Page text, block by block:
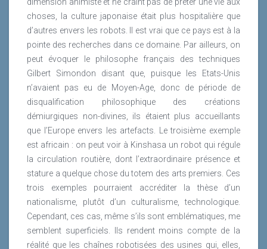
choses, la culture japonaise était plus hospitalière que
d’autres envers les robots. Il est vrai que ce pays est à la
pointe des recherches dans ce domaine. Par ailleurs, on
peut évoquer le philosophe français des techniques
Gilbert Simondon disant que, puisque les Etats-Unis
n’avaient pas eu de Moyen-Age, donc de période de
disqualification philosophique des créations
démiurgiques non-divines, ils étaient plus accueillants
que l’Europe envers les artefacts. Le troisième exemple
est africain : on peut voir à Kinshasa un robot qui régule
la circulation routière, dont l’extraordinaire présence et
stature a quelque chose du totem des arts premiers. Ces
trois exemples pourraient accréditer la thèse d’un
nationalisme, plutôt d’un culturalisme, technologique.
Cependant, ces cas, même s’ils sont emblématiques, me
semblent superficiels. Ils rendent moins compte de la
réalité que les chaînes robotisées des usines qui, elles,